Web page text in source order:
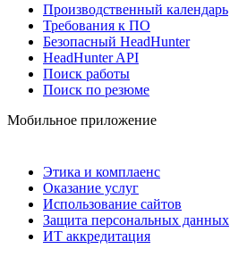
Производственный календарь
Требования к ПО
Безопасный HeadHunter
HeadHunter API
Поиск работы
Поиск по резюме
Мобильное приложение
Этика и комплаенс
Оказание услуг
Использование сайтов
Защита персональных данных
ИТ аккредитация